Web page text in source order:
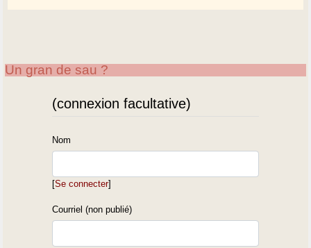
Un gran de sau ?
(connexion facultative)
Nom
[Se connecter]
Courriel (non publié)